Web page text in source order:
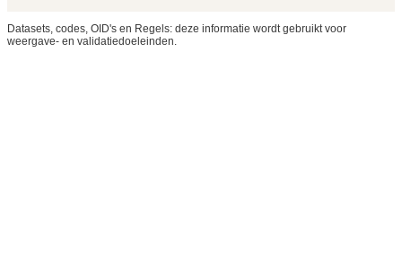
Datasets, codes, OID's en Regels: deze informatie wordt gebruikt voor
weergave- en validatiedoeleinden.